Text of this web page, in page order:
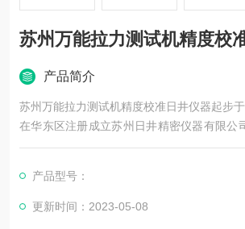
苏州万能拉力测试机精度校
产品简介
苏州万能拉力测试机精度校准日井仪器起步
在华东区注册成立苏州日井精密仪器有限公
事精密量测仪器销售及配套售后维修服务
产品型号：
更新时间：2023-05-08